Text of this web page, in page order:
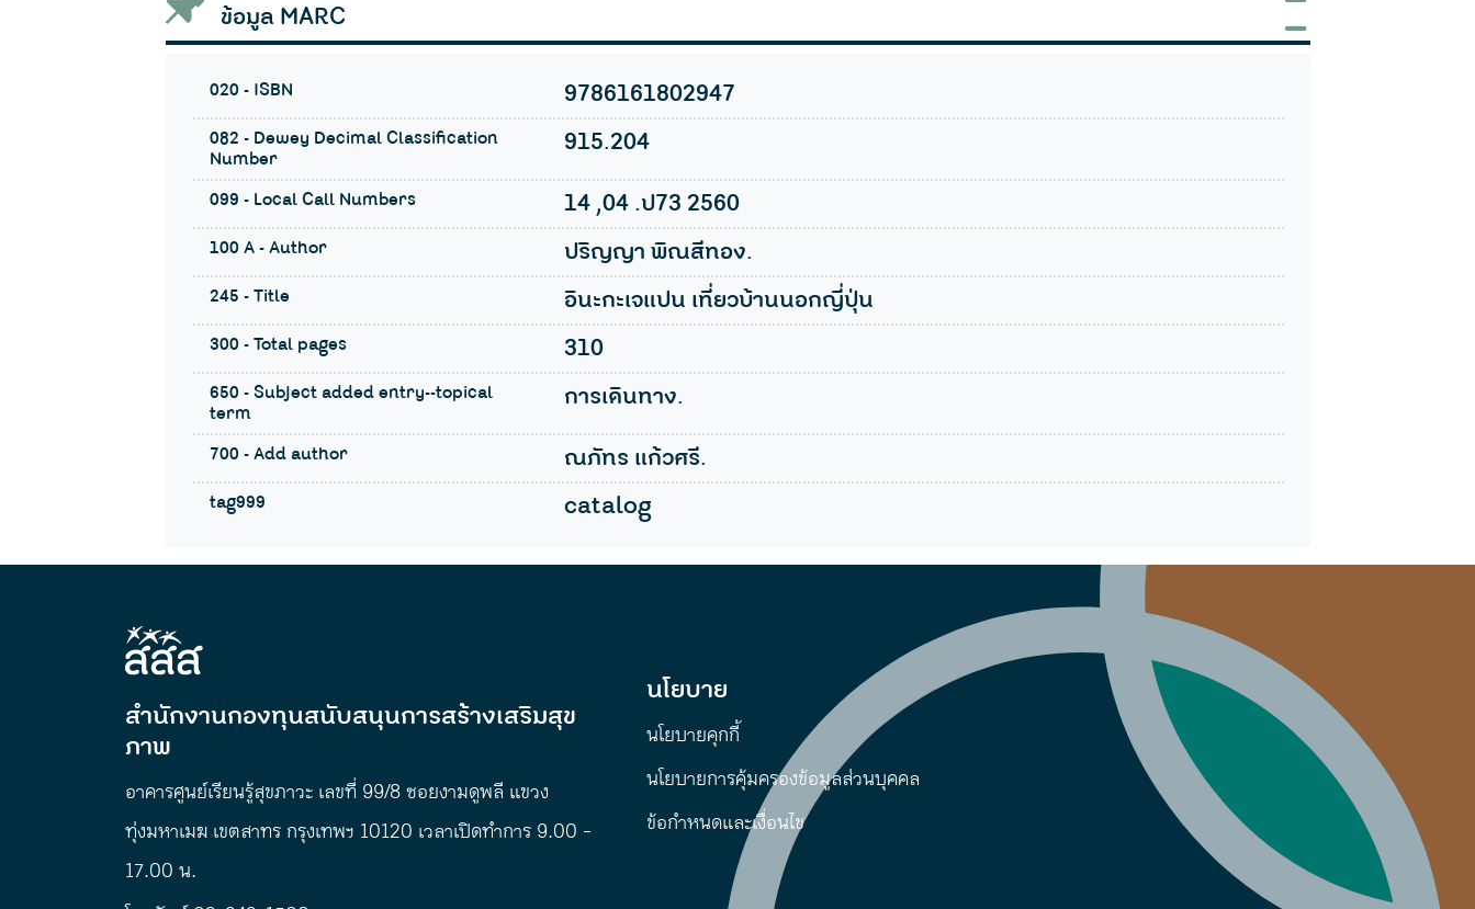
ข้อมูล MARC
020 - ISBN 9786161802947
082 - Dewey Decimal Classification
Number
915.204
099 - Local Call Numbers 14 ,04 .ป73 2560
100 A - Author ปริญญา พิณสีทอง.
245 - Title อินะกะเจแปน เที่ยวบ้านนอกญี่ปุ่น
300 - Total pages 310
650 - Subject added entry--topical
term
การเดินทาง.
700 - Add author ณภัทร แก้วศรี.
tag999 catalog
สำนักงานกองทุนสนับสนุนการสร้างเสริมสุข
ภาพ
อาคารศูนย์เรียนรู้สุขภาวะ เลขที่ 99/8 ซอยงามดูพลี แขวง
ทุ่งมหาเมฆ เขตสาทร กรุงเทพฯ 10120 เวลาเปิดทำการ 9.00 -
17.00 น.
นโยบาย
นโยบายคุกกี้
นโยบายการคุ้มครองข้อมูลส่วนบุคคล
ข้อกำหนดและเงื่อนไข